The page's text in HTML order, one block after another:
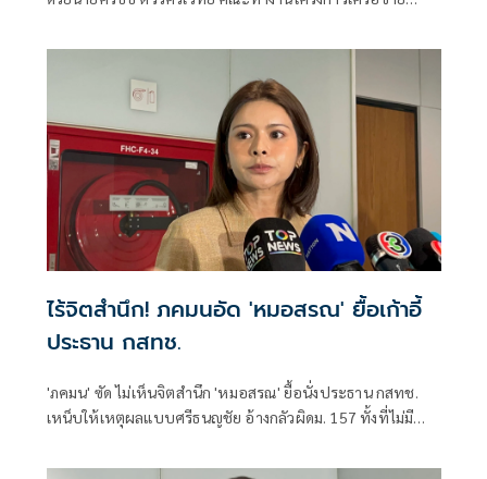
พัฒนาอย่างยั่งยืน แถลงคัดค้านการเยือนไทยอย่างเป็นทางการ
ไร้จิตสำนึก! ภคมนอัด 'หมอสรณ' ยื้อเก้าอี้
ประธาน กสทช.
'ภคมน' ซัด ไม่เห็นจิตสำนึก 'หมอสรณ' ยื้อนั่งประธาน กสทช.
เหน็บให้เหตุผลแบบศรีธนญชัย อ้างกลัวผิดม. 157 ทั้งที่ไม่มี
ตำแหน่งได้แล้ว